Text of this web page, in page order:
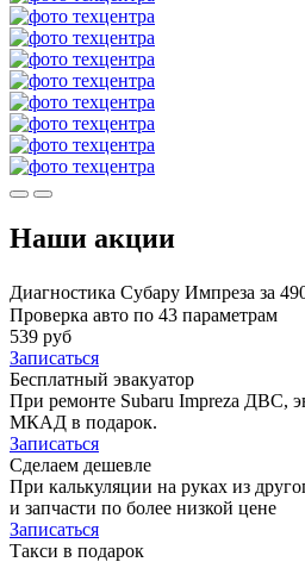
Наши акции
Диагностика Субару Импреза за
Проверка авто по 43 параметрам
539 руб
Записаться
Бесплатный эвакуатор
При ремонте Subaru Impreza ДВС,
МКАД в подарок.
Записаться
Сделаем дешевле
При калькуляции на руках из
и запчасти по более низкой цене
Записаться
Такси в подарок